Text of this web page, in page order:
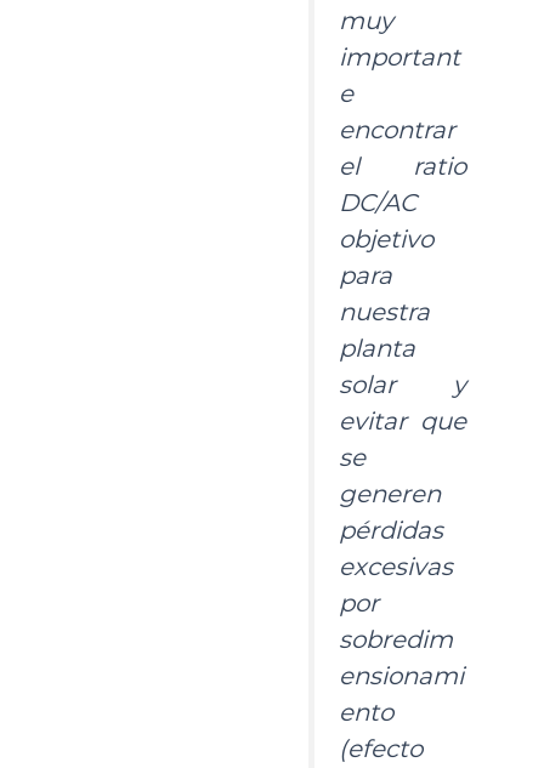
muy
important
e
encontrar
el ratio
DC/AC
objetivo
para
nuestra
planta
solar y
evitar que
se
generen
pérdidas
excesivas
por
sobredim
ensionami
ento
(efecto